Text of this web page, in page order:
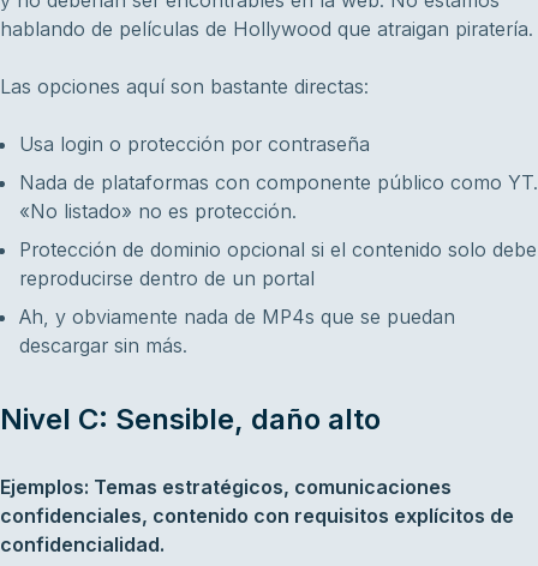
hablando de películas de Hollywood que atraigan piratería.
Las opciones aquí son bastante directas:
Usa login o protección por contraseña
Nada de plataformas con componente público como YT.
«No listado» no es protección.
Protección de dominio opcional si el contenido solo debe
reproducirse dentro de un portal
Ah, y obviamente nada de MP4s que se puedan
descargar sin más.
Nivel C: Sensible, daño alto
Ejemplos: Temas estratégicos, comunicaciones
confidenciales, contenido con requisitos explícitos de
confidencialidad.